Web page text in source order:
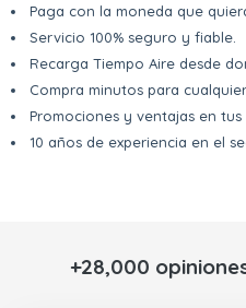
Paga con la moneda que
Servicio 100% seguro y fiable.
Recarga Tiempo Aire desde
Compra minutos para
Promociones y ventajas en tus
10 años de experiencia en el
+28,000